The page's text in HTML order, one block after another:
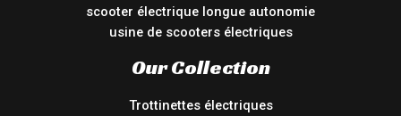
scooter électrique longue autonomie
usine de scooters électriques
Our Collection
Trottinettes électriques